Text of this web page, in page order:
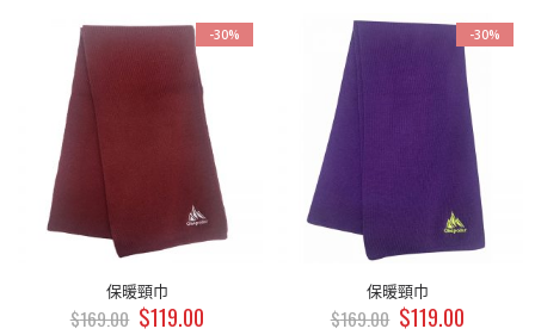
-30%
保暖頸巾
$169.00 $119.00
-30%
保暖頸巾
$169.00 $119.00